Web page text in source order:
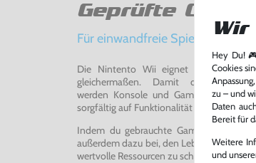
Geprüfte
Für einwandfreie Spielerlebnisse
Die Nintento Wii eignet sich perfekt
gleichermaßen. Damit du ein
werden Konsole und Game in unserer
sorgfältig auf Funktionalität getestet,
Indem du gebrauchte Games und
außerdem dazu bei, den Lebenszyklus
wertvolle Ressourcen zu schonen und
Hey Du!
Cookies
zu – und
Daten
Bereit für
Weitere
und